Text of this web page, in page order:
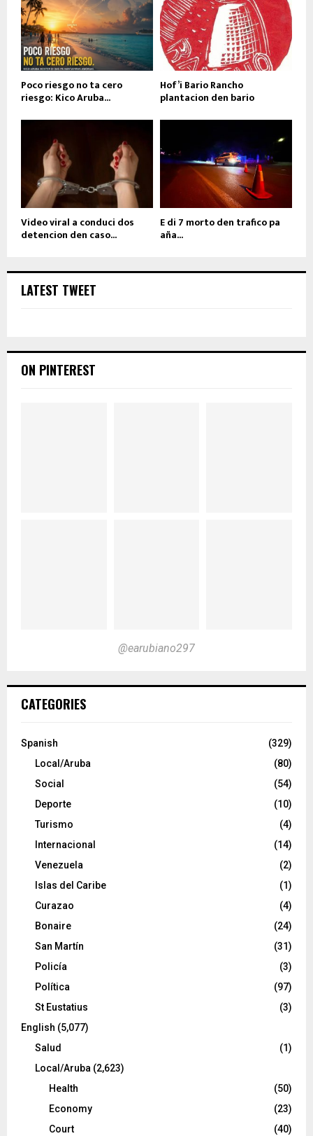
Poco riesgo no ta cero
riesgo: Kico Aruba...
Hof’i Bario Rancho
plantacion den bario
Video viral a conduci dos
detencion den caso...
E di 7 morto den trafico pa
aña...
LATEST TWEET
ON PINTEREST
@earubiano297
CATEGORIES
Spanish
(329)
Local/Aruba
(80)
Social
(54)
Deporte
(10)
Turismo
(4)
Internacional
(14)
Venezuela
(2)
Islas del Caribe
(1)
Curazao
(4)
Bonaire
(24)
San Martín
(31)
Policía
(3)
Política
(97)
St Eustatius
(3)
English (5,077)
Salud
(1)
Local/Aruba (2,623)
Health
(50)
Economy
(23)
Court
(40)